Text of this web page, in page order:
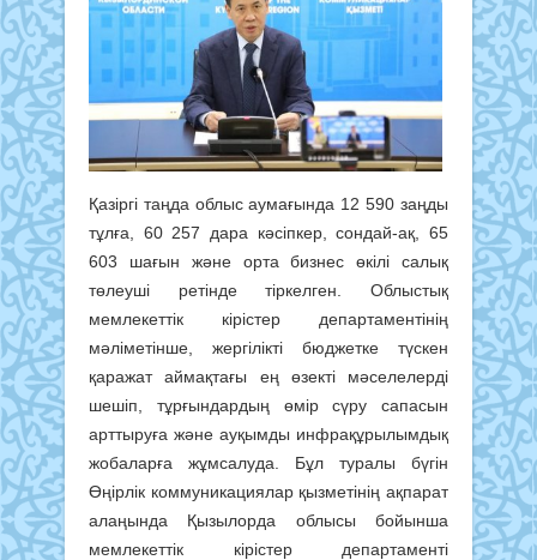
Қазіргі таңда облыс аумағында 12 590 заңды
тұлға, 60 257 дара кәсіпкер, сондай-ақ, 65
603 шағын және орта бизнес өкілі салық
төлеуші ретінде тіркелген. Облыстық
мемлекеттік кірістер департаментінің
мәліметінше, жергілікті бюджетке түскен
қаражат аймақтағы ең өзекті мәселелерді
шешіп, тұрғындардың өмір сүру сапасын
арттыруға және ауқымды инфрақұрылымдық
жобаларға жұмсалуда. Бұл туралы бүгін
Өңірлік коммуникациялар қызметінің ақпарат
алаңында Қызылорда облысы бойынша
мемлекеттік кірістер департаменті